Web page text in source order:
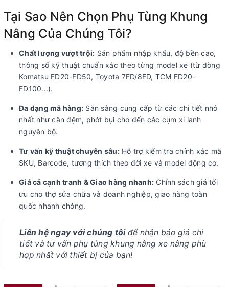
Tại Sao Nên Chọn Phụ Tùng Khung
Nâng Của Chúng Tôi?
Chất lượng vượt trội: Sản phẩm nhập khẩu, độ bền cao,
thông số kỹ thuật chuẩn xác theo từng model xe (từ dòng
Komatsu FD20-FD50, Toyota 7FD/8FD, TCM FD20-
FD100...).
Đa dạng mã hàng: Sẵn sàng cung cấp từ các chi tiết nhỏ
nhất như căn đệm, phớt bụi cho đến các cụm xi lanh
nguyên bộ.
Tư vấn kỹ thuật chuyên sâu:Hỗ trợ kiểm tra chính xác mã
SKU, Barcode, tương thích theo đời xe và model động cơ.
Giá cả cạnh tranh & Giao hàng nhanh: Chính sách giá tối
ưu cho thợ sửa chữa và doanh nghiệp, giao hàng toàn
quốc nhanh chóng.
Liên hệ ngay với chúng tôiđể nhận báo giá chi
tiết và tư vấn phụ tùng khung nâng xe nâng phù
hợp nhất với thiết bị của bạn!